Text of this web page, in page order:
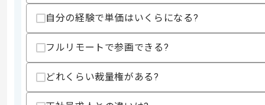
その他募集要項
商談回数
1回
募集人数
1人
作業開始日
エージェントからのコ
総合レンタル事業、絵画レンタル事業
自分の経験で単価はいくらになる?
フルリモートで参画できる?
どれくらい裁量権がある?